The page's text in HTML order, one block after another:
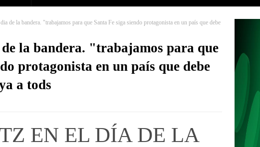
de la bandera. "trabajamos para que Santa Fe siga siendo protagonista en un país que debe
la bandera. "trabajamos para que
protagonista en un país que debe
a tods
EN EL DÍA DE LA